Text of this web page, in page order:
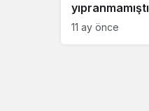
yıpranmamıştı
11 ay önce